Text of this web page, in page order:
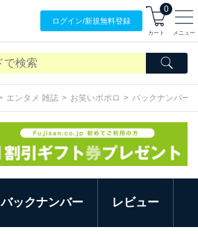
ログイン/新規無料登録
0
カート メニュー
エンタメ 雑誌 お笑いポポロ バックナンバー
バックナンバー レビュー